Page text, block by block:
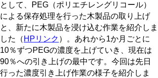
として、
PEG （ポリエチレングリコール）
による保存処理を行った木製品の取り上げ
と、新たに木製品を浸け込む作業を紹介しま
した（ HP リンク ）。あれから1か月ごとに
10％ずつPEGの濃度を上げていき、現在は
90％への引き上げの最中です。今回は先日
行った濃度引き上げ作業の様子を紹介しま